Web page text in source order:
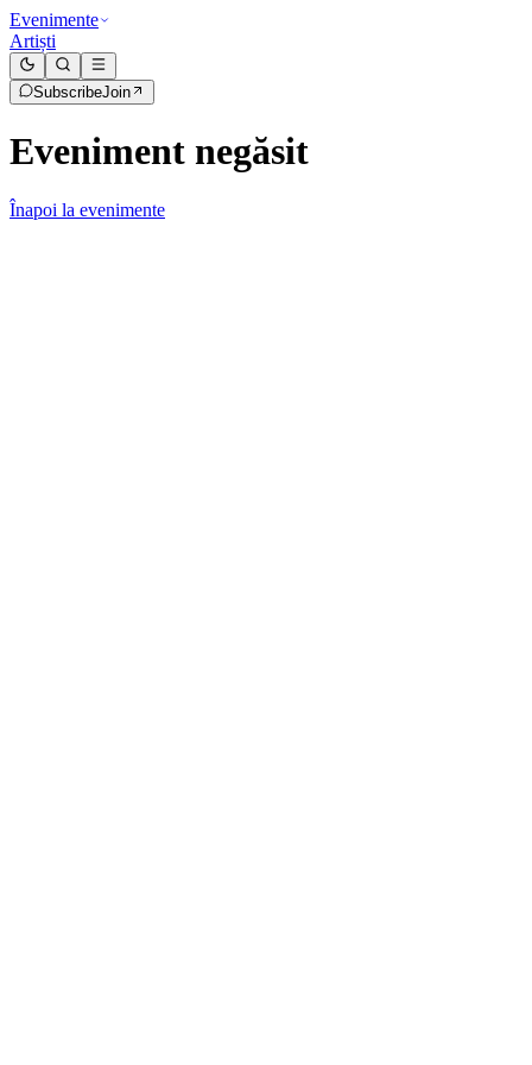
Evenimente
Artiști
SubscribeJoin
Eveniment negăsit
Înapoi la evenimente